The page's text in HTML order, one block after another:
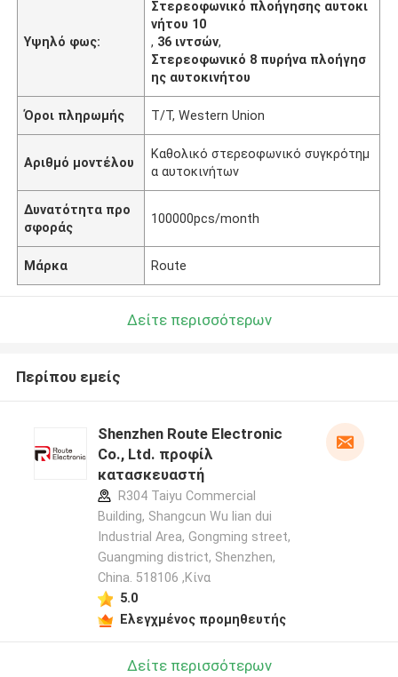
Υψηλό φως:
Στερεοφωνικό πλοήγησης αυτοκι
νήτου 10
, 36 ιντσών,
Στερεοφωνικό 8 πυρήνα πλοήγησ
ης αυτοκινήτου
Όροι πληρωμής T/T, Western Union
Αριθμό μοντέλου
Καθολικό στερεοφωνικό συγκρότημ
α αυτοκινήτων
Δυνατότητα προ
σφοράς
100000pcs/month
Μάρκα Route
Δείτε περισσότερων
Περίπου εμείς
Shenzhen Route Electronic
Co., Ltd. προφίλ
κατασκευαστή
R304 Taiyu Commercial
Building, Shangcun Wu lian dui
Industrial Area, Gongming street,
Guangming district, Shenzhen,
China. 518106 ,Κίνα
5.0
Ελεγχμένος προμηθευτής
Δείτε περισσότερων